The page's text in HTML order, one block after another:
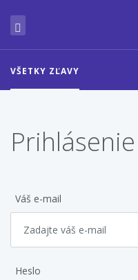
VŠETKY ZĽAVY
Prihlásenie
Váš e-mail
Heslo